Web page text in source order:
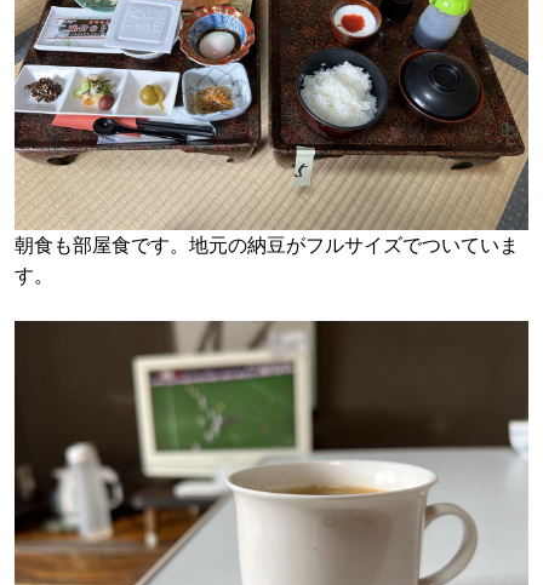
朝食も部屋食です。地元の納豆がフルサイズでついていま
す。